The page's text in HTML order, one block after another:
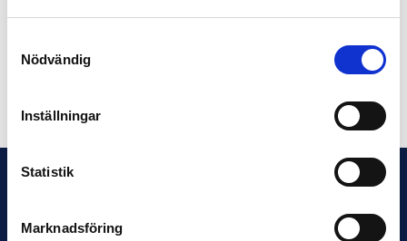
Nödvändig
Inställningar
Statistik
Marknadsföring